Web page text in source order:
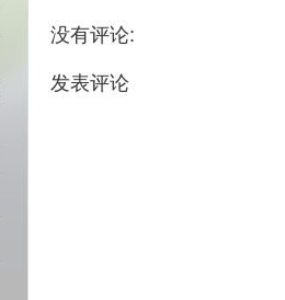
没有评论:
发表评论